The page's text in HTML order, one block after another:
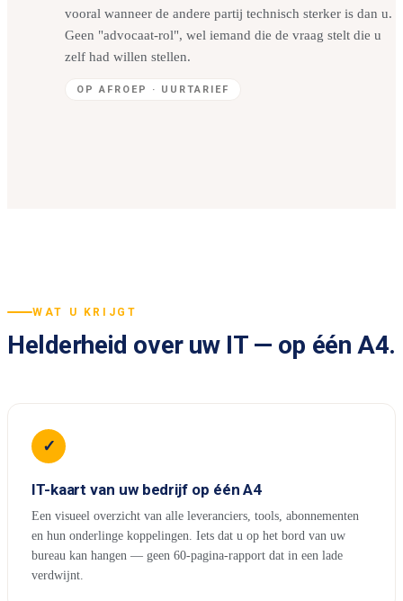
vooral wanneer de andere partij technisch sterker is dan u.
Geen "advocaat-rol", wel iemand die de vraag stelt die u
zelf had willen stellen.
OP AFROEP · UURTARIEF
WAT U KRIJGT
Helderheid over uw IT — op één A4.
✓
IT-kaart van uw bedrijf op één A4
Een visueel overzicht van alle leveranciers, tools, abonnementen
en hun onderlinge koppelingen. Iets dat u op het bord van uw
bureau kan hangen — geen 60-pagina-rapport dat in een lade
verdwijnt.